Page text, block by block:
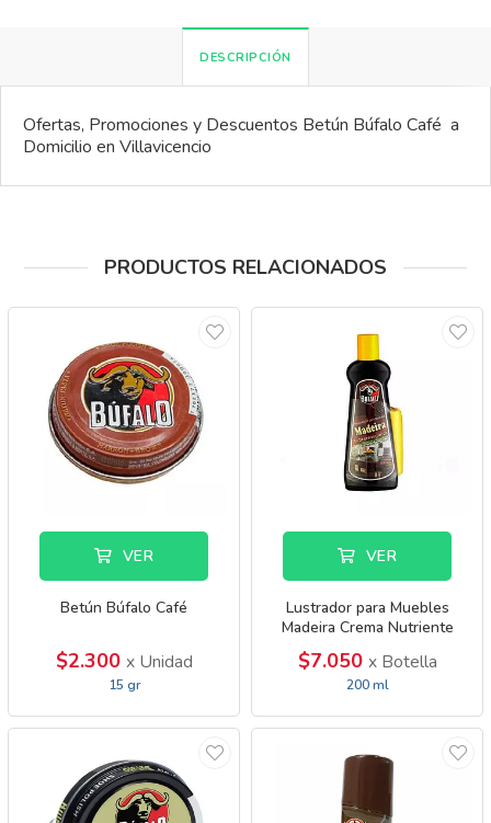
DESCRIPCIÓN
Ofertas, Promociones y Descuentos Betún Búfalo Café a
Domicilio en Villavicencio
PRODUCTOS RELACIONADOS
VER
Betún Búfalo Café
$2.300 x Unidad
15 gr
VER
Lustrador para Muebles
Madeira Crema Nutriente
$7.050 x Botella
200 ml